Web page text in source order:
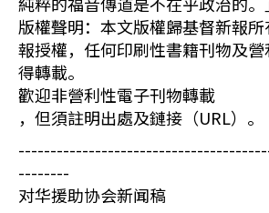
版權聲明：本文版權歸基督新報
報授權，任何印刷性書籍刊物及
得轉載。
歡迎非營利性電子刊物轉載
，但須註明出處及鏈接（URL）。
--------
对华援助协会新闻稿